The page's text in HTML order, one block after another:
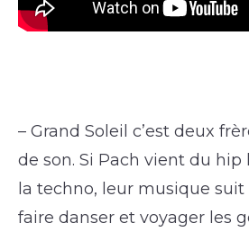
– Grand Soleil c’est deux
de son. Si Pach vient du
la techno, leur musique
faire danser et voyager les